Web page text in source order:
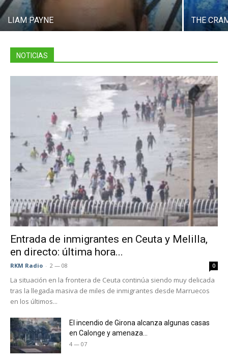
LIAM PAYNE THE
NOTICIAS
Entrada de inmigrantes en Ceuta y Melilla,
en directo: última hora...
RKM Radio - 2 — 08 0
La situación en la frontera de Ceuta continúa siendo muy delicada
tras la llegada masiva de miles de inmigrantes desde Marruecos
en los últimos...
El incendio de Girona alcanza algunas casas
en Calonge y amenaza...
4 — 07